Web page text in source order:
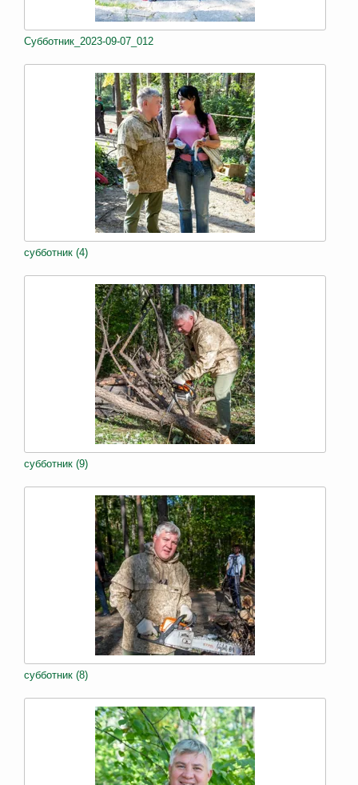
Субботник_2023-09-07_012
субботник (4)
субботник (9)
субботник (8)